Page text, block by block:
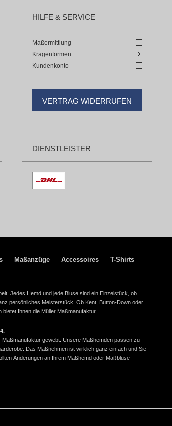
HILFE & SERVICE
Maßermittlung
Kragenformen
Kundenkonto
VERTRAG WIDERRUFEN
DIENSTLEISTER
Maßanzüge Accessoires T-Shirts
Jedes Hemd und jede Bluse sind ein Einzelstück, ob
persönliches Meisterstück. Ob Kent, Button-Down oder
Ihnen die Müller Maßmanufaktur.
gewebt. Unsere Maßhemden passen zu
Das Maßnehmen ist wirklich ganz einfach und Sie
Änderungen an Ihrem Maßhemd oder Maßbluse